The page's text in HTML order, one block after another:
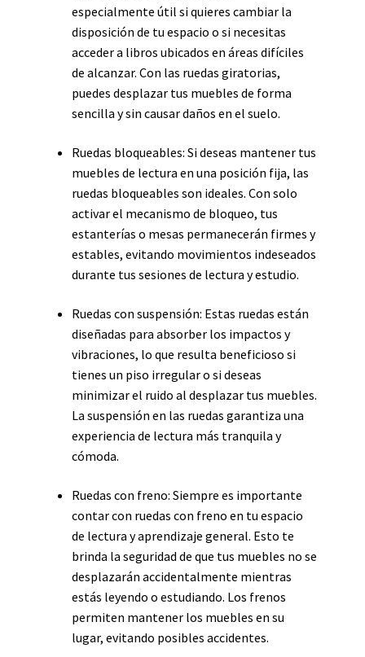
especialmente útil si quieres cambiar la
disposición de tu espacio o si necesitas
acceder a libros ubicados en áreas difíciles
de alcanzar. Con las ruedas giratorias,
puedes desplazar tus muebles de forma
sencilla y sin causar daños en el suelo.
Ruedas bloqueables: Si deseas mantener tus
muebles de lectura en una posición fija, las
ruedas bloqueables son ideales. Con solo
activar el mecanismo de bloqueo, tus
estanterías o mesas permanecerán firmes y
estables, evitando movimientos indeseados
durante tus sesiones de lectura y estudio.
Ruedas con suspensión: Estas ruedas están
diseñadas para absorber los impactos y
vibraciones, lo que resulta beneficioso si
tienes un piso irregular o si deseas
minimizar el ruido al desplazar tus muebles.
La suspensión en las ruedas garantiza una
experiencia de lectura más tranquila y
cómoda.
Ruedas con freno: Siempre es importante
contar con ruedas con freno en tu espacio
de lectura y aprendizaje general. Esto te
brinda la seguridad de que tus muebles no se
desplazarán accidentalmente mientras
estás leyendo o estudiando. Los frenos
permiten mantener los muebles en su
lugar, evitando posibles accidentes.